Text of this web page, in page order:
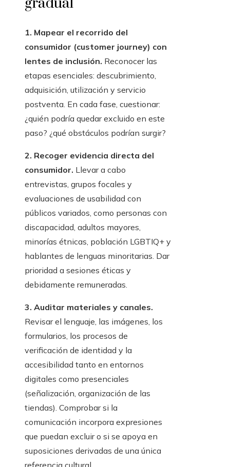
1. Mapear el recorrido del
consumidor (customer journey) con
lentes de inclusión. Reconocer las
etapas esenciales: descubrimiento,
adquisición, utilización y servicio
postventa. En cada fase, cuestionar:
¿quién podría quedar excluido en este
paso? ¿qué obstáculos podrían surgir?
2. Recoger evidencia directa del
consumidor. Llevar a cabo
entrevistas, grupos focales y
evaluaciones de usabilidad con
públicos variados, como personas con
discapacidad, adultos mayores,
minorías étnicas, población LGBTIQ+ y
hablantes de lenguas minoritarias. Dar
prioridad a sesiones éticas y
debidamente remuneradas.
3. Auditar materiales y canales.
Revisar el lenguaje, las imágenes, los
formularios, los procesos de
verificación de identidad y la
accesibilidad tanto en entornos
digitales como presenciales
(señalización, organización de las
tiendas). Comprobar si la
comunicación incorpora expresiones
que puedan excluir o si se apoya en
suposiciones derivadas de una única